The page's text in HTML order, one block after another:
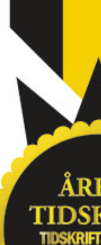
Podden
Anmäl till
Föreslå nyord
Annonsera
Prenumerera
Läs
Press